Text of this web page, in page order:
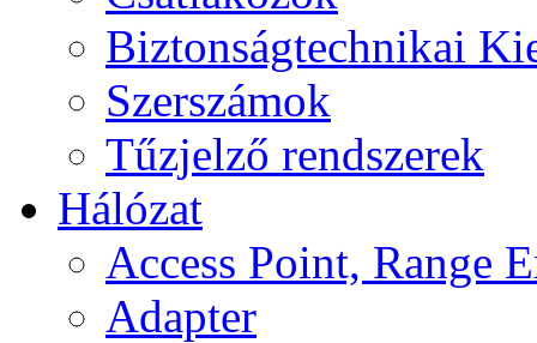
Biztonságtechnikai
Szerszámok
Tűzjelző rendszerek
Hálózat
Access Point, Range
Adapter